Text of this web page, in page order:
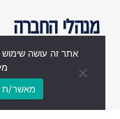
מנהלי החברה
אתר זה עושה שימוש
מאשר/ת